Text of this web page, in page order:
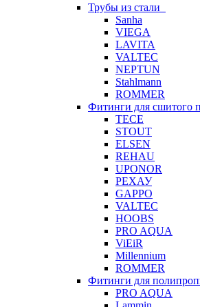
Трубы из стали
Sanha
VIEGA
LAVITA
VALTEC
NEPTUN
Stahlmann
ROMMER
Фитинги для сшитого
TECE
STOUT
ELSEN
REHAU
UPONOR
РЕХАУ
GAPPO
VALTEC
HOOBS
PRO AQUA
ViEiR
Millennium
ROMMER
Фитинги для
PRO AQUA